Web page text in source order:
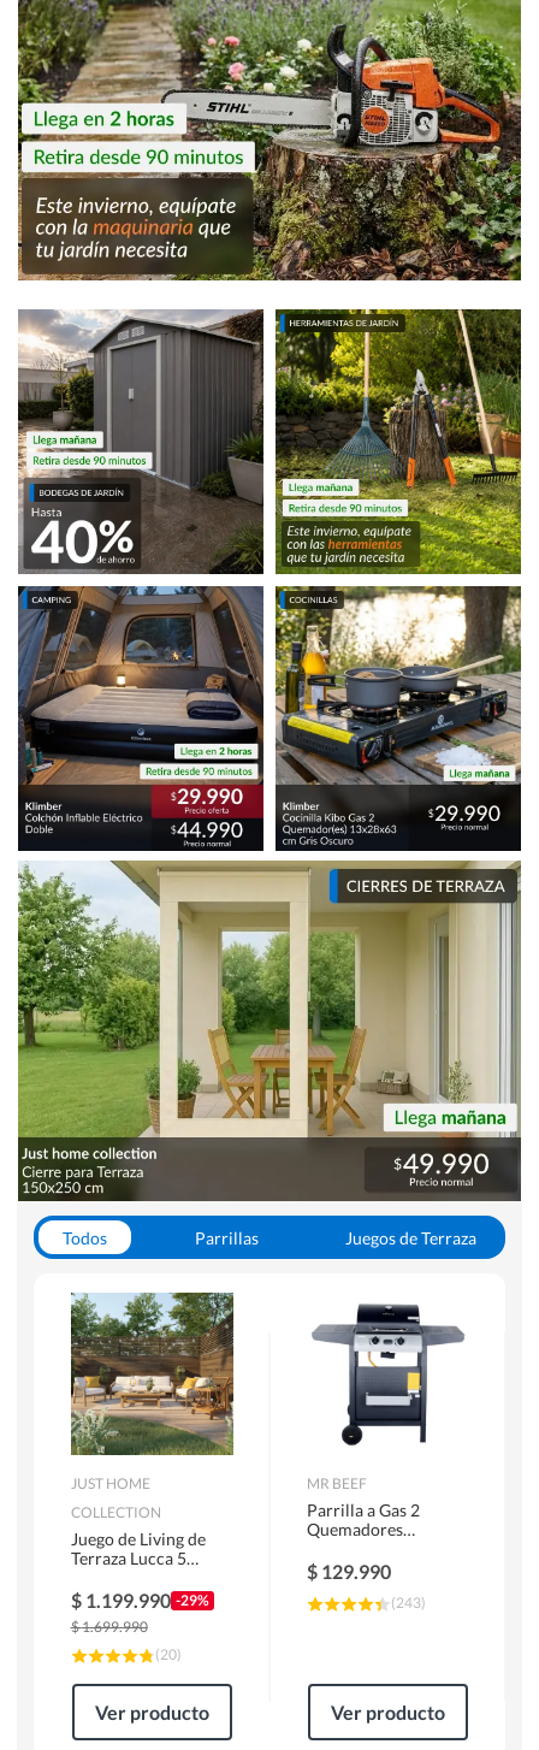
Todos Parrillas
Juegos de Terraza
JUST HOME
COLLECTION
Juego de Living de
Terraza Lucca 5
$ 1.199.990 -29%
$1.699.990
(20)
Ver producto
MR BEEF
Parrilla a Gas 2
Quemadores
$ 129.990
(243)
Ver producto